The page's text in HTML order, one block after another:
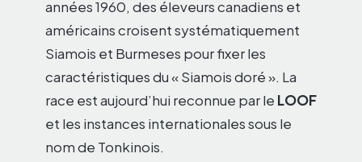
années 1960, des éleveurs canadiens et
américains croisent systématiquement
Siamois et Burmeses pour fixer les
caractéristiques du « Siamois doré ». La
race est aujourd’hui reconnue par le LOOF
et les instances internationales sous le
nom de Tonkinois.